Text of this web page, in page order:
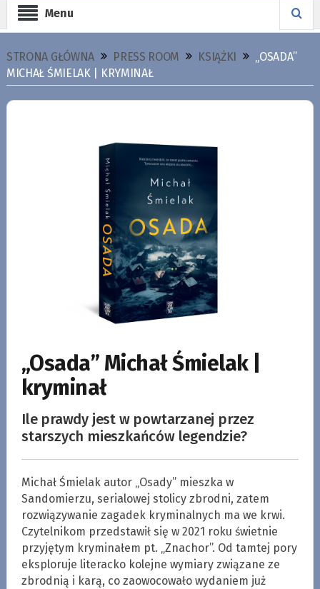
Menu
STRONA GŁÓWNA PRESS ROOM KSIĄŻKI
„OSADA”
MICHAŁ ŚMIELAK | KRYMINAŁ
„Osada” Michał Śmielak |
kryminał
Ile prawdy jest w powtarzanej przez
starszych mieszkańców legendzie?
Michał Śmielak autor „Osady” mieszka w
Sandomierzu, serialowej stolicy zbrodni, zatem
rozwiązywanie zagadek kryminalnych ma we krwi.
Czytelnikom przedstawił się w 2021 roku świetnie
przyjętym kryminałem pt. „Znachor”. Od tamtej pory
eksploruje literacko kolejne wymiary związane ze
zbrodnią i karą, co zaowocowało wydaniem już